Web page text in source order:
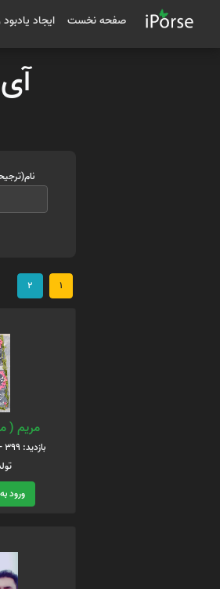
صفحه نخست ایجاد یادبود
1
2
مریم (
بازدید: 399 - کد متوفی: 22925
ورود